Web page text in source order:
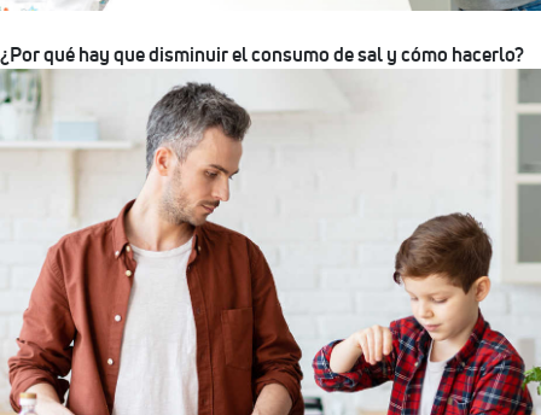
¿Por qué hay que disminuir el consumo de sal y cómo hacerlo?